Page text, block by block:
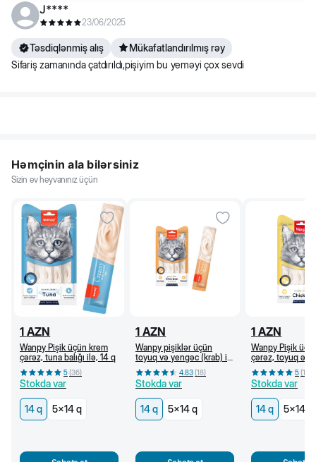
J****
23/06/2025
Təsdiqlənmiş alış
Mükafatlandırılmış rəy
Sifariş zamanında çatdırıldı,pişiyim bu yeməyi çox sevdi
Həmçinin ala bilərsiniz
Sizin ev heyvanınız üçün
1 AZN
Wanpy Pişik üçün krem
çərəz, tuna balığı ilə, 14 q
5(36)
Stokda var
14 q 5x14 q
1 AZN
Wanpy pişiklər üçün
toyuq və yengəc (krab) ilə
krem çərəz, 14 q
4.83(18)
Stokda var
14 q 5x14 q
1 AZN
Wanpy Pişik
çərəz, toyuq əti
5(18
Stokda var
14 q 5x14 q